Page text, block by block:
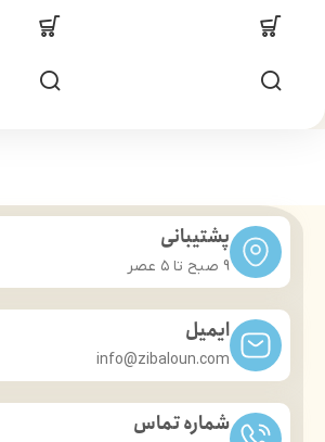
پشتیبانی
9 صبح تا ۵ عصر
ایمیل
info@zibaloun.com
شماره تماس